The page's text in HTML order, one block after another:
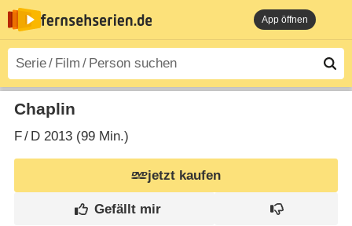
App öffnen
Chaplin
F/ D2013 (99 Min.)
jetzt kaufen